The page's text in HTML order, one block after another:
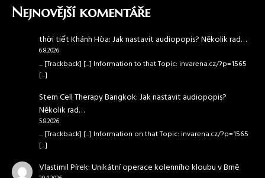
Nejnovější komentáře
thời tiết Khánh Hòa:Jak nastavit audiopopis? Několik rad…
6.8.2026
... [Trackback] [...] Information to that Topic: invarena.cz/?p=1565
[...]
Stem Cell Therapy Bangkok:Jak nastavit audiopopis?
Několik rad…
5.8.2026
... [Trackback] [...] Information on that Topic: invarena.cz/?p=1565
[...]
Vlastimil Pírek:Unikátní operace kolenního kloubu v Brně